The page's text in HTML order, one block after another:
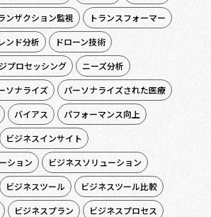
ンザクション監視
トランスフォーマー
ンド分析
ドローン技術
プロセッシング
ニーズ分析
ソナライズ
パーソナライズされた医療
バイアス
パフォーマンス向上
ビジネスインサイト
ション
ビジネスソリューション
ビジネスツール
ビジネスツール比較
ビジネスプラン
ビジネスプロセス